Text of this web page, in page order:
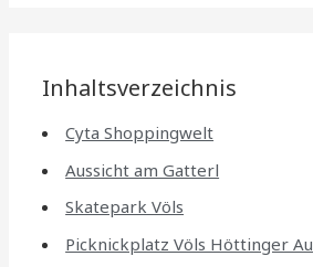
Inhaltsverzeichnis
Cyta Shoppingwelt
Aussicht am Gatterl
Skatepark Völs
Picknickplatz Völs Höttinger Au